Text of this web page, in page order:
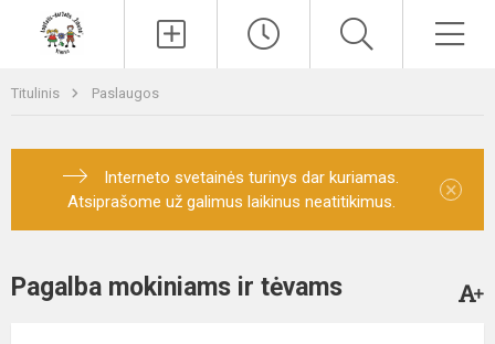
Titulinis Paslaugos
Interneto svetainės turinys dar kuriamas.
Atsiprašome už galimus laikinus neatitikimus.
×
Pagalba mokiniams ir tėvams